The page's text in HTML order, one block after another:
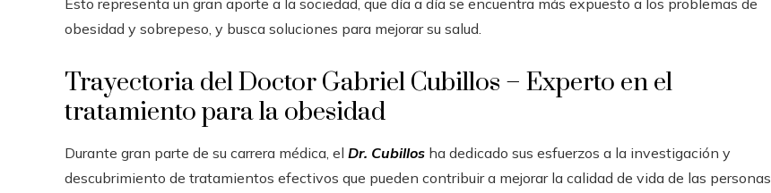
Esto representa un gran aporte a la sociedad, que día a día se encuentra más expuesto a los problemas de
obesidad y sobrepeso, y busca soluciones para mejorar su salud.
Trayectoria del Doctor Gabriel Cubillos – Experto en el
tratamiento para la obesidad
Durante gran parte de su carrera médica, el Dr. Cubillos ha dedicado sus esfuerzos a la investigación y
descubrimiento de tratamientos efectivos que pueden contribuir a mejorar la calidad de vida de las personas